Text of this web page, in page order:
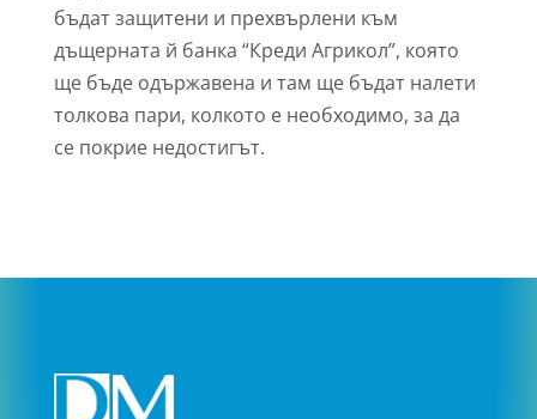
бъдат защитени и прехвърлени към
дъщерната й банка “Креди Агрикол”, която
ще бъде одържавена и там ще бъдат налети
толкова пари, колкото е необходимо, за да
се покрие недостигът.